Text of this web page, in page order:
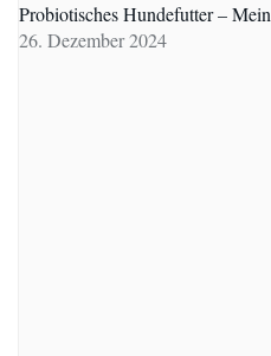
Probiotisches Hundefutter –
26. Dezember 2024